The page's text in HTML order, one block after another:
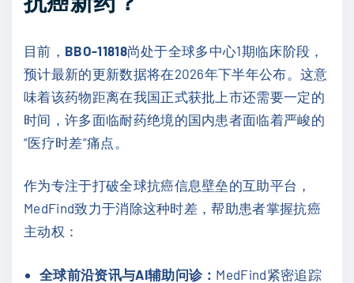
目前， BBO-11818尚处于全球多中心1期临床阶段，
预计最新的更新数据将在2026年下半年公布。这意
味着该药物距离在我国正式获批上市还需要一定的
时间，许多面临耐药绝境的国内患者面临着严峻的
“医疗时差”痛点。
作为专注于打破全球抗癌信息壁垒的互助平台，
MedFind致力于消除这种时差，帮助患者掌握抗癌
主动权：
全球前沿资讯与AI辅助问诊： MedFind紧密追踪